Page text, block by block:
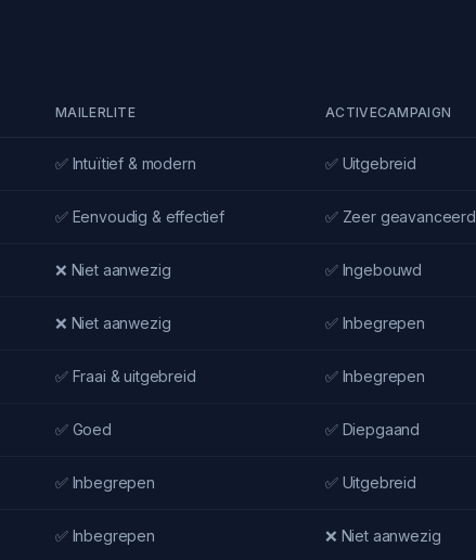
MAILERLITE ACTIVECAMPAIGN
✅ Intuïtief & modern ✅ Uitgebreid
✅ Eenvoudig & effectief ✅ Zeer geavanceerd
❌ Niet aanwezig ✅ Ingebouwd
❌ Niet aanwezig ✅ Inbegrepen
✅ Fraai & uitgebreid ✅ Inbegrepen
✅ Goed ✅ Diepgaand
✅ Inbegrepen ✅ Uitgebreid
✅ Inbegrepen ❌ Niet aanwezig